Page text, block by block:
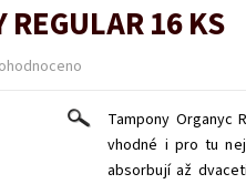
REGULAR 16 KS
Tampony Organyc
vhodné i pro tu
absorbují až